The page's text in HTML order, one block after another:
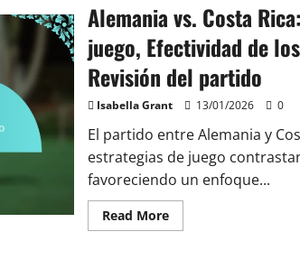
Argentina:
Análisis
la
tanda
de
penaltis,
presión
del
partido,
nervios
de
los
jugadores
Alemania vs. Costa
juego, Efectividad de
Revisión del partido
Isabella Grant 13/01/2026 0
El partido entre Alemania y
estrategias de juego
favoreciendo un enfoque...
Read MoreRead
more